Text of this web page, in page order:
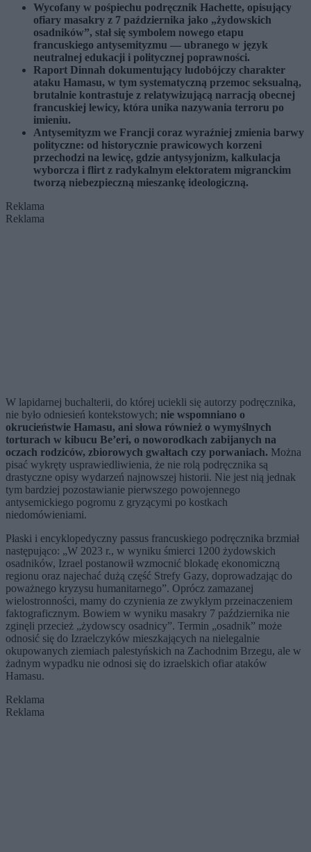
Wycofany w pośpiechu podręcznik Hachette, opisujący
ofiary masakry z 7 października jako „żydowskich
osadników”, stał się symbolem nowego etapu
francuskiego antysemityzmu — ubranego w język
neutralnej edukacji i politycznej poprawności.
Raport Dinnah dokumentujący ludobójczy charakter
ataku Hamasu, w tym systematyczną przemoc seksualną,
brutalnie kontrastuje z relatywizującą narracją obecnej
francuskiej lewicy, która unika nazywania terroru po
imieniu.
Antysemityzm we Francji coraz wyraźniej zmienia barwy
polityczne: od historycznie prawicowych korzeni
przechodzi na lewicę, gdzie antysyjonizm, kalkulacja
wyborcza i flirt z radykalnym elektoratem migranckim
tworzą niebezpieczną mieszankę ideologiczną.
Reklama
Reklama
W lapidarnej buchalterii, do której uciekli się autorzy podręcznika,
nie było odniesień kontekstowych; nie wspomniano o
okrucieństwie Hamasu, ani słowa również o wymyślnych
torturach w kibucu Be’eri, o noworodkach zabijanych na
oczach rodziców, zbiorowych gwałtach czy porwaniach. Można
pisać wykręty usprawiedliwienia, że nie rolą podręcznika są
drastyczne opisy wydarzeń najnowszej historii. Nie jest nią jednak
tym bardziej pozostawianie pierwszego powojennego
antysemickiego pogromu z gryzącymi po kostkach
niedomówieniami.
Płaski i encyklopedyczny passus francuskiego podręcznika brzmiał
następująco: „W 2023 r., w wyniku śmierci 1200 żydowskich
osadników, Izrael postanowił wzmocnić blokadę ekonomiczną
regionu oraz najechać dużą część Strefy Gazy, doprowadzając do
poważnego kryzysu humanitarnego”. Oprócz zamazanej
wielostronności, mamy do czynienia ze zwykłym przeinaczeniem
faktograficznym. Bowiem w wyniku masakry 7 października nie
zginęli przecież „żydowscy osadnicy”. Termin „osadnik” może
odnosić się do Izraelczyków mieszkających na nielegalnie
okupowanych ziemiach palestyńskich na Zachodnim Brzegu, ale w
żadnym wypadku nie odnosi się do izraelskich ofiar ataków
Hamasu.
Reklama
Reklama